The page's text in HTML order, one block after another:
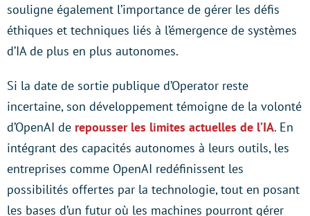
souligne également l’importance de gérer les défis
éthiques et techniques liés à l’émergence de systèmes
d’IA de plus en plus autonomes.
Si la date de sortie publique d’Operator reste
incertaine, son développement témoigne de la volonté
d’OpenAI de repousser les limites actuelles de l’IA. En
intégrant des capacités autonomes à leurs outils, les
entreprises comme OpenAI redéfinissent les
possibilités offertes par la technologie, tout en posant
les bases d’un futur où les machines pourront gérer